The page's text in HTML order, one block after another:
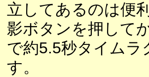
立してあるのは便
影ボタンを押して
で約5.5秒タイムラ
す。